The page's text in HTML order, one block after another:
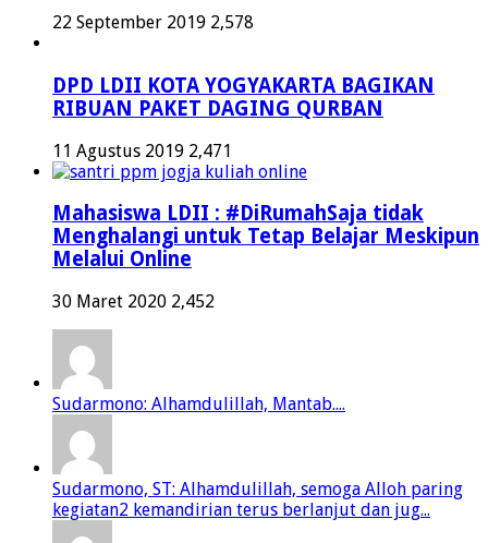
22 September 2019 2,578
DPD LDII KOTA YOGYAKARTA BAGIKAN
RIBUAN PAKET DAGING QURBAN
11 Agustus 2019 2,471
Mahasiswa LDII : #DiRumahSaja tidak
Menghalangi untuk Tetap Belajar Meskipun
Melalui Online
30 Maret 2020 2,452
Sudarmono: Alhamdulillah, Mantab....
Sudarmono, ST: Alhamdulillah, semoga Alloh paring
kegiatan2 kemandirian terus berlanjut dan jug...